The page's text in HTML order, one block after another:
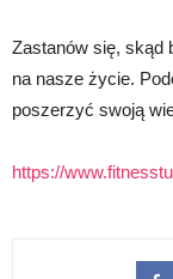
Zastanów się, skąd
na nasze życie.
poszerzyć swoją
https://